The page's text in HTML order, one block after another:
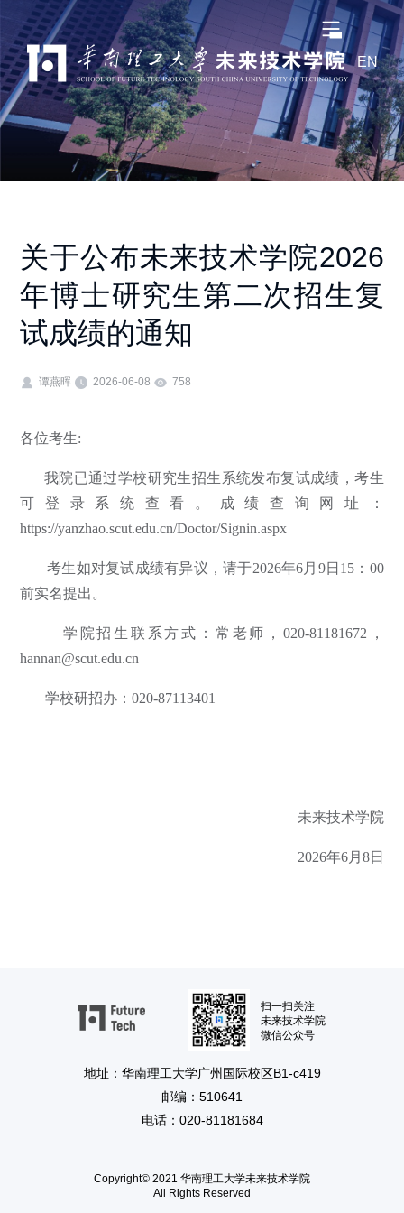
EN
关于公布未来技术学院2026
年博士研究生第二次招生复
试成绩的通知
谭燕晖 2026-06-08 758
各位考生:
我院已通过学校研究生招生系统发布复试成绩，考生
可登录系统查看。成绩查询网址：
https://yanzhao.scut.edu.cn/Doctor/Signin.aspx
考生如对复试成绩有异议，请于2026年6月9日15：00
前实名提出。
学院招生联系方式：常老师，020-81181672，
hannan@scut.edu.cn
学校研招办：020-87113401
未来技术学院
2026年6月8日
扫一扫关注
未来技术学院
微信公众号
地址：华南理工大学广州国际校区B1-c419
邮编：510641
电话：020-81181684
Copyright© 2021 华南理工大学未来技术学院
All Rights Reserved